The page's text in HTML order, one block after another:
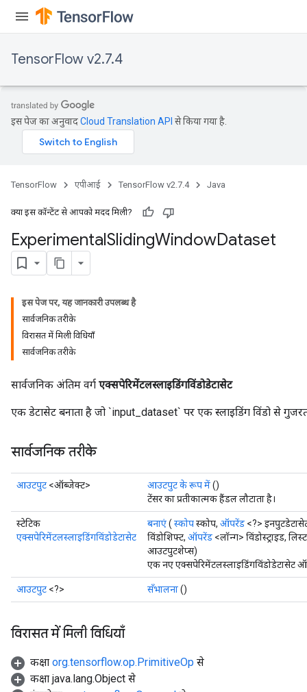
TensorFlow v2.7.4
इस पेज का अनुवादCloud Translation API से किया गया है.
TensorFlow एपीआई TensorFlow v2.7.4 Java
क्या इस कॉन्टेंट से आपको मदद मिली?
ExperimentalSlidingWindowDataset
इस पेज पर, यह जानकारी उपलब्ध है
सार्वजनिक तरीके
विरासत में मिली विधियाँ
सार्वजनिक तरीके
सार्वजनिक अंतिम वर्ग एक्सपेरिमेंटलस्लाइडिंगविंडोडेटासेट
एक डेटासेट बनाता है जो `input_dataset` पर एक स्लाइडिंग विंडो से
सार्वजनिक तरीके
आउटपुट <ऑब्जेक्ट> आउटपुट के रूप में()
टेंसर का प्रतीकात्मक हैंडल लौटाता है।
स्टेटिक
एक्सपेरिमेंटलस्लाइडिंगविंडोडेटासेट
बनाएं( स्कोपस्कोप, ऑपरेंड <?>
विंडोशिफ्ट, ऑपरेंड <लॉन्ग> विंडोस्ट्राइड,
आउटपुटशेप्स)
एक नए एक्सपेरिमेंटलस्लाइडिंगविंडोडेटासेट
आउटपुट <?> सँभालना()
विरासत में मिली विधियाँ
कक्षा org.tensorflow.op.PrimitiveOp से
कक्षा java.lang.Object से